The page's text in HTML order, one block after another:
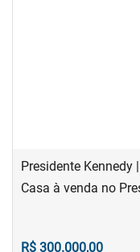
Presidente Kennedy
Casa à venda no
R$ 300.000,00